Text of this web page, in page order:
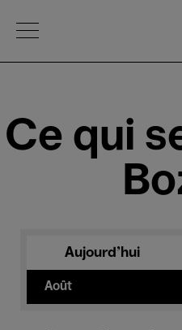
Open Menu
Ce qui
Aujourd'hui
Août